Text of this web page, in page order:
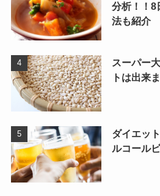
分析！！8
法も紹介
スーパー
トは出来
ダイエッ
ルコール